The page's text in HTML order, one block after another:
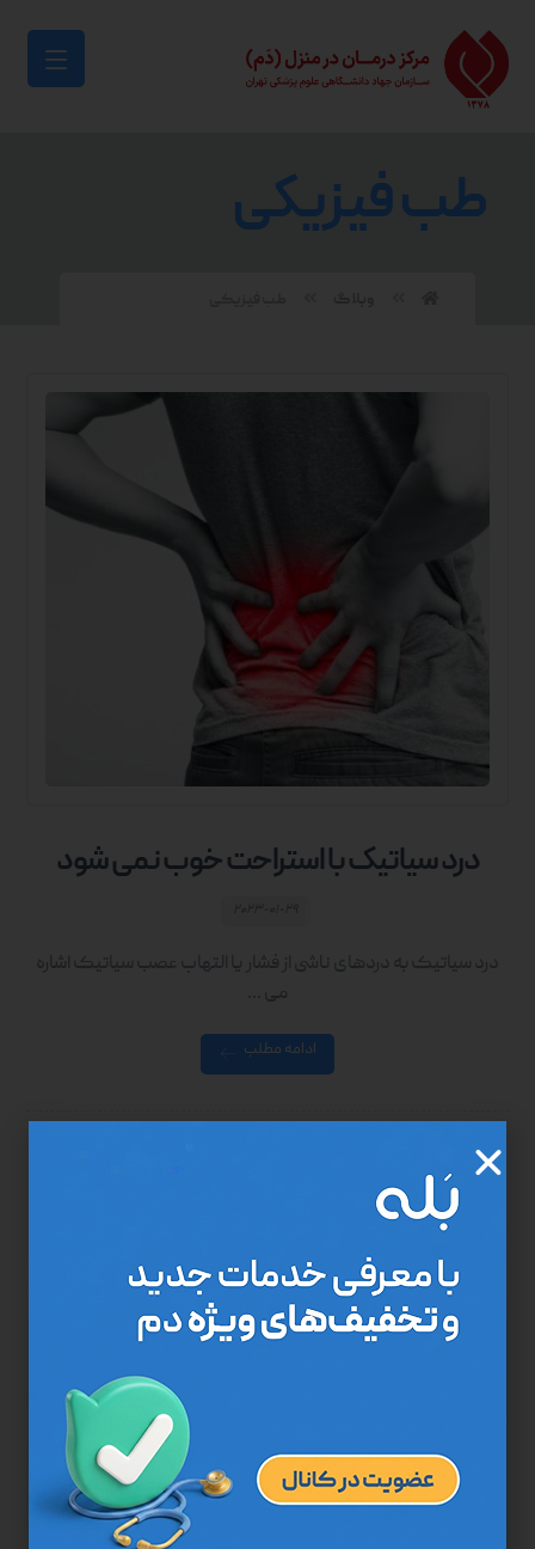
طب فیزیکی
درد سیاتیک با استراحت خوب نمی شود
درد سیاتیک به دردهای ناشی از فشار یا التهاب عصب سیاتیک اشاره
می ...
ادامه مطلب
مرکز درمان در منزل "دم"، وابسته به جهاد دانشگاهی علوم پزشکی
تهران، با مجوز وزارت بهداشت خدمات پزشکی عمومی و تخصصی را ارائه
می‌دهد. سالمندان و سایر افراد نیازمند می‌توانند این خدمات را حضوری